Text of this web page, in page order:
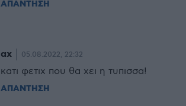
ΑΠΑΝΤΗΣΗ
αχ 05.08.2022, 22:32
κατι φετιχ που θα χει η τυπισσα!
ΑΠΑΝΤΗΣΗ